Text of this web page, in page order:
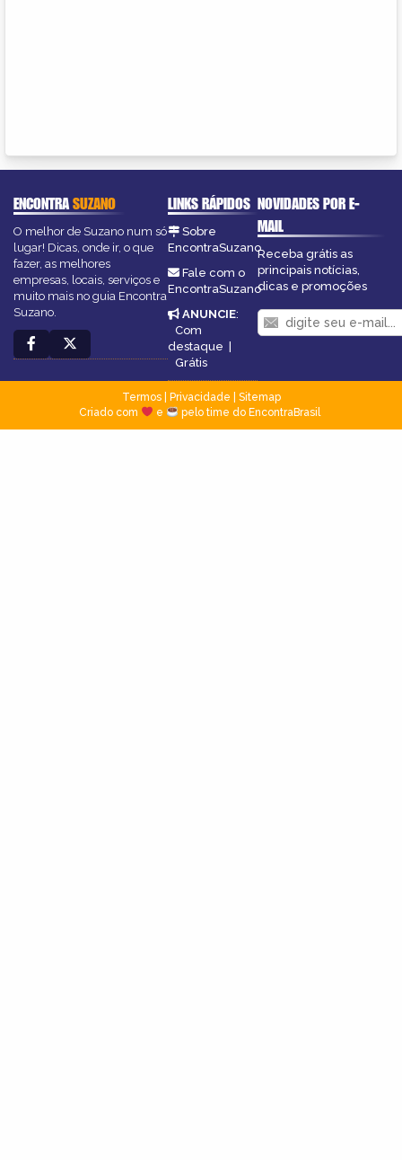
ENCONTRASUZANO
O melhor de Suzano num só
lugar! Dicas, onde ir, o que
fazer, as melhores
empresas, locais, serviços e
muito mais no guia Encontra
Suzano.
LINKS RÁPIDOS
Sobre
EncontraSuzano
Fale com o
EncontraSuzano
ANUNCIE:
Com
destaque |
Grátis
NOVIDADES POR E-
MAIL
Receba grátis as
principais notícias,
dicas e promoções
Termos| Privacidade
Sitemap
Criado com
e pelo time do EncontraBrasil